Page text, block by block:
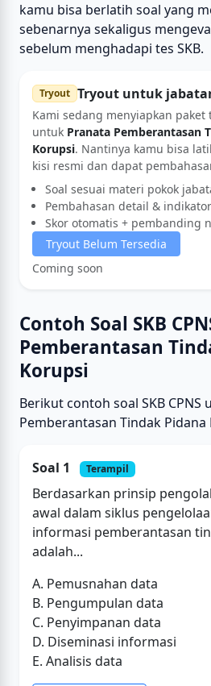
kamu bisa berlatih soal yang
sebenarnya sekaligus
sebelum menghadapi tes SKB.
Tryout Tryout untuk
Kami sedang menyiapkan paket
untuk Pranata Pemberantasan
Korupsi. Nantinya kamu bisa
kisi resmi dan dapat
Soal sesuai materi pokok
Pembahasan detail &
Skor otomatis + pembanding
Tryout Belum Tersedia
Coming soon
Contoh Soal SKB
Pemberantasan
Korupsi
Berikut contoh soal SKB
Pemberantasan Tindak Pidana
Soal 1 Terampil
Berdasarkan prinsip
awal dalam siklus
informasi pemberantasan
adalah...
A. Pemusnahan data
B. Pengumpulan data
C. Penyimpanan data
D. Diseminasi informasi
E. Analisis data